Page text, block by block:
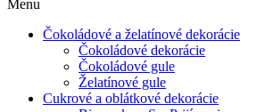
Menu
Čokoládové a želatínové dekorácie
Čokoládové dekorácie
Čokoládové gule
Želatínové gule
Cukrové a oblátkové dekorácie